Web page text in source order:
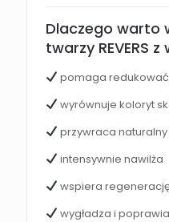
Dlaczego warto
twarzy REVERS
pomaga
wyrównuje koloryt
przywraca
intensywnie nawilża
wspiera
wygładza i